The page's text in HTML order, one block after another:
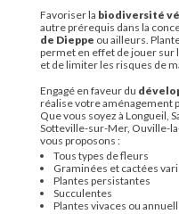
Favoriser la biodiversité
autre prérequis dans la
de Dieppe ou ailleurs.
permet en effet de jouer sur
et de limiter les risques de
Engagé en faveur du
réalise votre aménagement
Que vous soyez à Longueil,
Sotteville-sur-Mer, Ouville-
vous proposons :
Tous types de fleurs
Graminées et cactées
Plantes persistantes
Succulentes
Plantes vivaces ou